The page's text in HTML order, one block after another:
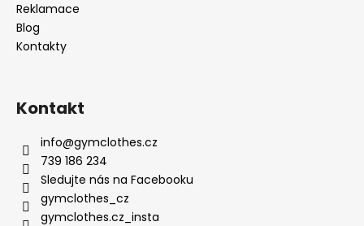
Reklamace
Blog
Kontakty
Kontakt
info@gymclothes.cz
739 186 234
Sledujte nás na Facebooku
gymclothes_cz
gymclothes.cz_insta